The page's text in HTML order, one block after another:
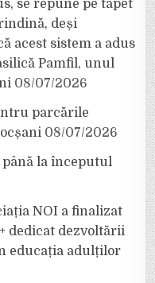
se repune pe tapet
deși
acest sistem a adus
Pamfil, unul
08/07/2026
parcările
08/07/2026
la începutul
NOI a finalizat
dedicat dezvoltării
educația adulților